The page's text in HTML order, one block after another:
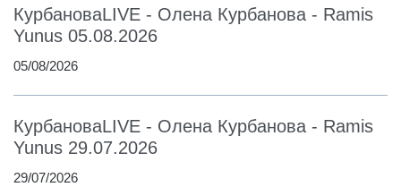
КурбановаLIVE - Олена Курбанова - Ramis
Yunus 05.08.2026
05/08/2026
КурбановаLIVE - Олена Курбанова - Ramis
Yunus 29.07.2026
29/07/2026